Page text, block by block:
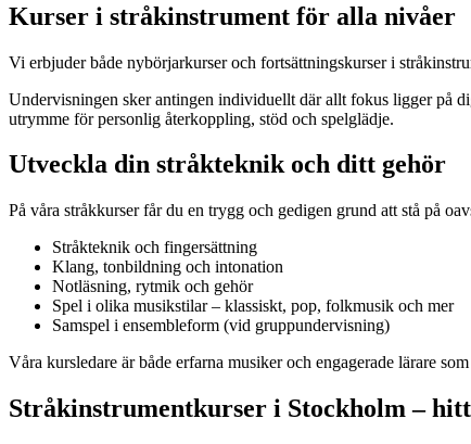
Kurser i stråkinstrument för alla nivåer
Vi erbjuder både nybörjarkurser och fortsättningskurser i
Undervisningen sker antingen individuellt där allt fokus ligger på
utrymme för personlig återkoppling, stöd och spelglädje.
Utveckla din stråkteknik och ditt gehör
På våra stråkkurser får du en trygg och gedigen grund att stå på
Stråkteknik och fingersättning
Klang, tonbildning och intonation
Notläsning, rytmik och gehör
Spel i olika musikstilar – klassiskt, pop, folkmusik och mer
Samspel i ensembleform (vid gruppundervisning)
Våra kursledare är både erfarna musiker och engagerade lärare
Stråkinstrumentkurser i Stockholm –